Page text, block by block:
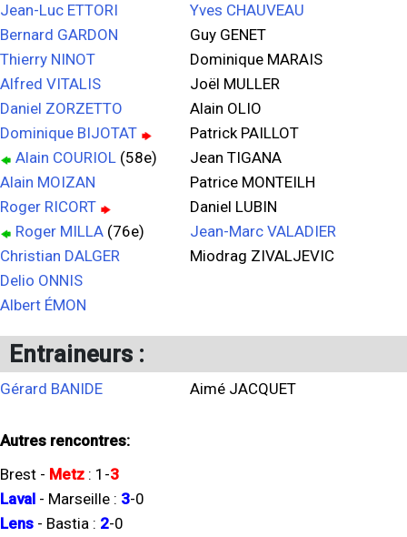
Jean-Luc ETTORI
Bernard GARDON
Thierry NINOT
Alfred VITALIS
Daniel ZORZETTO
Dominique BIJOTAT
Alain COURIOL (58e)
Alain MOIZAN
Roger RICORT
Roger MILLA (76e)
Christian DALGER
Delio ONNIS
Albert ÉMON
Yves CHAUVEAU
Guy GENET
Dominique MARAIS
Joël MULLER
Alain OLIO
Patrick PAILLOT
Jean TIGANA
Patrice MONTEILH
Daniel LUBIN
Jean-Marc VALADIER
Miodrag ZIVALJEVIC
Entraineurs :
Gérard BANIDE Aimé JACQUET
Autres rencontres:
Brest - Metz : 1 -3
Laval - Marseille : 3-0
Lens - Bastia : 2-0